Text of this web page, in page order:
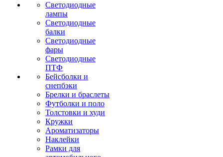
Светодиодные
лампы
Светодиодные
балки
Светодиодные
фары
Светодиодные
ПТФ
Бейсболки и
снепбэки
Брелки и браслеты
Футболки и поло
Толстовки и худи
Кружки
Ароматизаторы
Наклейки
Рамки для